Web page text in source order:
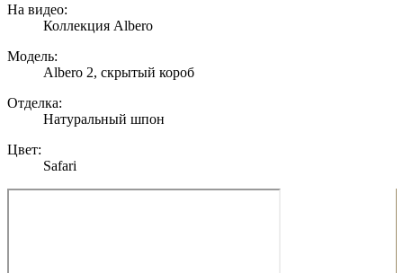
На видео:
Коллекция Albero
Модель:
Albero 2, скрытый короб
Отделка:
Натуральный шпон
Цвет:
Safari